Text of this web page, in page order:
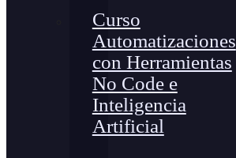
Curso
Automatizaciones
con Herramientas
No Code e
Inteligencia
Artificial